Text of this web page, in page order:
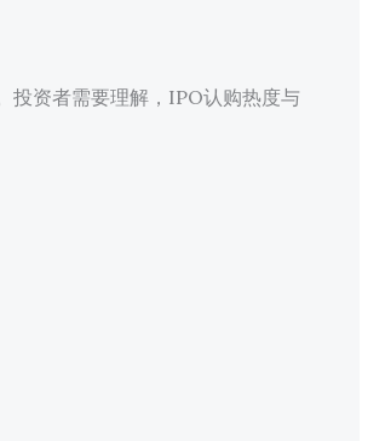
投资者需要理解，IPO认购热度与